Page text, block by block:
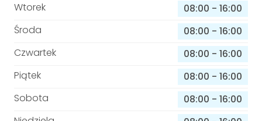
Wtorek
08:00 - 16:00
Środa
08:00 - 16:00
Czwartek
08:00 - 16:00
Piątek
08:00 - 16:00
Sobota
08:00 - 16:00